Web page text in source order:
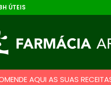
ÚTEIS
AQUI AS SUAS